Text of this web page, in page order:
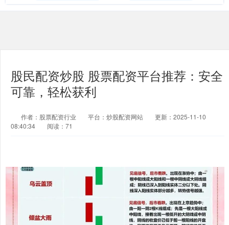
股民配资炒股 股票配资平台推荐：安全
可靠，轻松获利
作者：股票配资行业 平台：炒股配资网站
更新：2025-11-10
08:40:34
阅读：71